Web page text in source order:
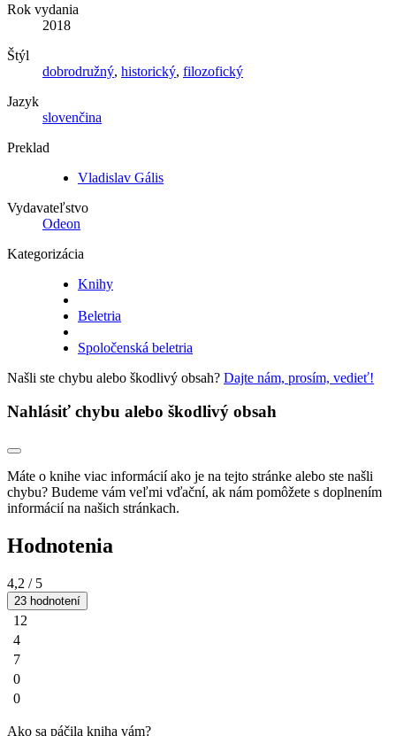
Rok vydania
2018
Štýl
dobrodružný, historický, filozofický
Jazyk
slovenčina
Preklad
Vladislav Gális
Vydavateľstvo
Odeon
Kategorizácia
Knihy
Beletria
Spoločenská beletria
Našli ste chybu alebo škodlivý obsah? Dajte nám, prosím, vedieť!
Nahlásiť chybu alebo škodlivý obsah
Máte o knihe viac informácií ako je na tejto stránke alebo ste našli
chybu? Budeme vám veľmi vďační, ak nám pomôžete s doplnením
informácií na našich stránkach.
Hodnotenia
4,2 / 5
23 hodnotení
12
4
7
0
0
Ako sa páčila kniha vám?